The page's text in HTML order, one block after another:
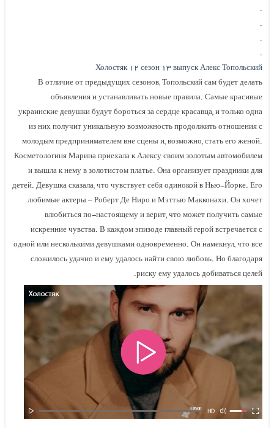
.
.
.
.
Холостяк ۱۲ сезон ۱۳ выпуск Алекс Топольский
В отличие от предыдущих сезонов, Топольский сам будет делать
объявления и устанавливать новые правила. Самые красивые
украинские девушки будут бороться за сердце красавца, и только одна
из них получит уникальную возможность продолжить отношения с
молодым предпринимателем вне сцены и, возможно, стать его женой.
Косметологиня Марина приехала к Алексу своим золотым автомобилем
и вышла к нему в золотистом платье. Она организует праздники для
детей. Девушка сказала, что чувствует себя одинокой в Нью-Йорке. Его
любимые актеры – Роберт Де Ниро и Мэттью Макконахи. Он хочет
влюбиться по-настоящему и верит, что может получить самые
искренние чувства. В каждом эпизоде главный герой встречается с
одной или несколькими девушками одновременно. Он намекнул, что все
сложилось удачно и ему удалось найти свою любовь. Но благодаря
риску ему удалось добиваться целей.